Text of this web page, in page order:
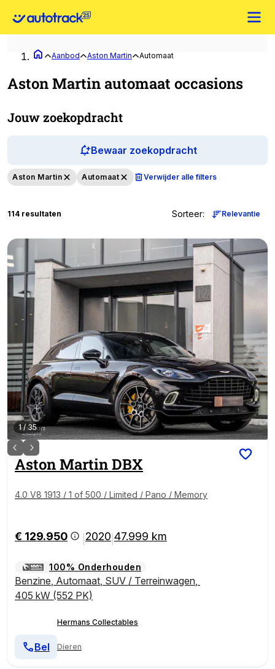
Aanbod Aston Martin Automaat
Aston Martin automaat occasions
Jouw zoekopdracht
Bewaar zoekopdracht
Aston Martin Automaat Verwijder alle filters
114 resultaten Sorteer: Relevantie
1/35
Aston MartinDBX
4.0 V8 1913 / 1 of 500 / Limited / Pano / Memory
€ 129.950 2020 47.999 km
100% Onderhouden
Benzine, Automaat, SUV / Terreinwagen,
405 kW (552 PK)
Hermans Collectables
Dieren
Bel